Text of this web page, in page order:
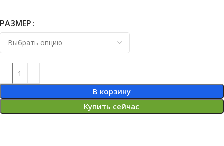
РАЗМЕР
В корзину
Купить сейчас